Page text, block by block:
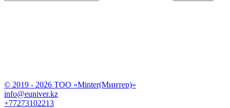
© 2019 - 2026 TOO «Minter(Минтер)»
info@euniver.kz
+77273102213